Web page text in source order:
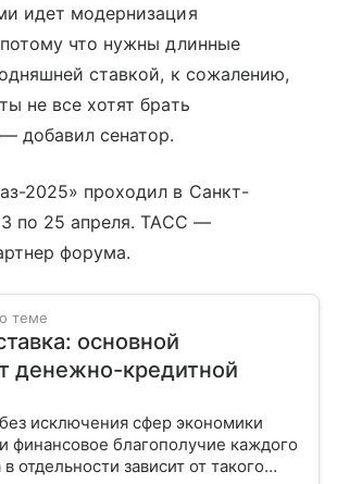
идет модернизация
что нужны длинные
ставкой, к сожалению,
не все хотят брать
добавил сенатор.
2025» проходил в Санкт-
по 25 апреля. ТАСС —
форума.
теме
основной
денежно-кредитной
исключения сфер экономики
финансовое благополучие каждого
отдельности зависит от такого